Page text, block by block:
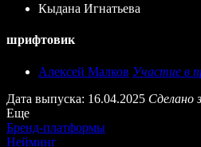
Кыдана Игнатьева
шрифтовик
Алексей Малков Участие в
Дата выпуска: 16.04.2025 Сделано
Еще
Бренд-платформы
Нейминг